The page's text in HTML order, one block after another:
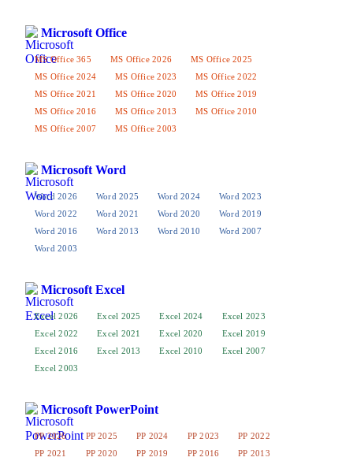
Microsoft Office
MS Office 365 MS Office 2026
MS Office 2025
MS Office 2024
MS Office 2023
MS Office 2022
MS Office 2021
MS Office 2020
MS Office 2019
MS Office 2016
MS Office 2013
MS Office 2010
MS Office 2007
MS Office 2003
Microsoft Word
Word 2026 Word 2025 Word 2024
Word 2023
Word 2022
Word 2021 Word 2020
Word 2019
Word 2016
Word 2013 Word 2010
Word 2007
Word 2003
Microsoft Excel
Excel 2026 Excel 2025 Excel 2024
Excel 2023
Excel 2022
Excel 2021 Excel 2020
Excel 2019
Excel 2016
Excel 2013 Excel 2010
Excel 2007
Excel 2003
Microsoft PowerPoint
PP 2026 PP 2025 PP 2024 PP 2023
PP 2022
PP 2021
PP 2020 PP 2019 PP 2016
PP 2013